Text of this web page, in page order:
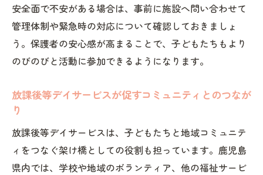
安全面で不安がある場合は、事前に施設へ問い合わせて
管理体制や緊急時の対応について確認しておきましょ
う。保護者の安心感が高まることで、子どもたちもより
のびのびと活動に参加できるようになります。
放課後等デイサービスが促すコミュニティとのつなが
り
放課後等デイサービスは、子どもたちと地域コミュニテ
ィをつなぐ架け橋としての役割も担っています。鹿児島
県内では、学校や地域のボランティア、他の福祉サービ